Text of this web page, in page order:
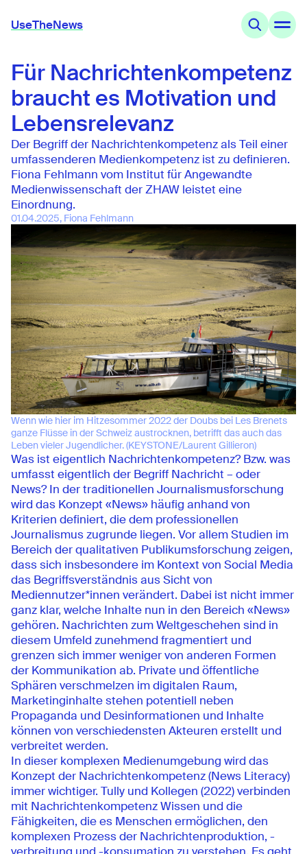
UseTheNews
Themen
Angebote
Wissen
Agenda
UseTheNews
Organisation
Partnerschaften
Für Nachrichtenkompetenz
braucht es Motivation und
Lebensrelevanz
Der Begriff der Nachrichtenkompetenz als Teil einer
umfassenderen Medienkompetenz ist zu definieren.
Fiona Fehlmann vom Institut für Angewandte
Medienwissenschaft der ZHAW leistet eine
Einordnung.
01.04.2025, Fiona Fehlmann
Wenn wie hier im Hitzesommer 2022 der Doubs bei Les Brenets
ganze Flüsse in der Schweiz austrocknen, betrifft das auch das
Leben vieler Jugendlicher. (KEYSTONE/Laurent Gillieron)
Was ist eigentlich Nachrichtenkompetenz? Bzw. was
umfasst eigentlich der Begriff Nachricht – oder
News? In der traditionellen Journalismusforschung
wird das Konzept «News» häufig anhand von
Kriterien definiert, die dem professionellen
Journalismus zugrunde liegen. Vor allem Studien im
Bereich der qualitativen Publikumsforschung zeigen,
dass sich insbesondere im Kontext von Social Media
das Begriffsverständnis aus Sicht von
Mediennutzer*innen verändert. Dabei ist nicht immer
ganz klar, welche Inhalte nun in den Bereich «News»
gehören. Nachrichten zum Weltgeschehen sind in
diesem Umfeld zunehmend fragmentiert und
grenzen sich immer weniger von anderen Formen
der Kommunikation ab. Private und öffentliche
Sphären verschmelzen im digitalen Raum,
Marketinginhalte stehen potentiell neben
Propaganda und Desinformationen und Inhalte
können von verschiedensten Akteuren erstellt und
verbreitet werden.
In dieser komplexen Medienumgebung wird das
Konzept der Nachrichtenkompetenz (News Literacy)
immer wichtiger. Tully und Kollegen (2022) verbinden
mit Nachrichtenkompetenz Wissen und die
Fähigkeiten, die es Menschen ermöglichen, den
komplexen Prozess der Nachrichtenproduktion, -